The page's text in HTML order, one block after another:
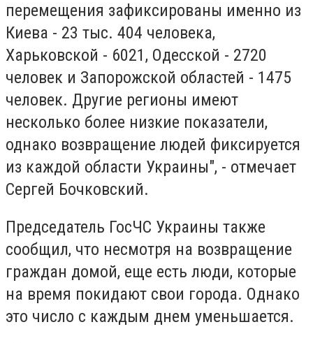
перемещения зафиксированы именно из
Киева - 23 тыс. 404 человека,
Харьковской - 6021, Одесской - 2720
человек и Запорожской областей - 1475
человек. Другие регионы имеют
несколько более низкие показатели,
однако возвращение людей фиксируется
из каждой области Украины", - отмечает
Сергей Бочковский.
Председатель ГосЧС Украины также
сообщил, что несмотря на возвращение
граждан домой, еще есть люди, которые
на время покидают свои города. Однако
это число с каждым днем ​​уменьшается.